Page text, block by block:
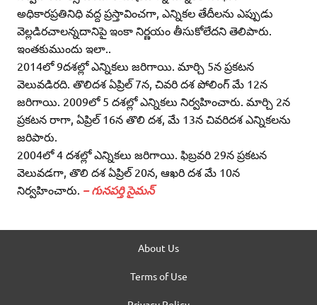
అధికారప్రతినిధి వద్ద ప్రస్తావించగా, ఎన్నికల తేదీలను ఎప్పుడు
వెల్లడిరచాలన్నదానిపై ఇంకా నిర్ణయం తీసుకోలేదని తెలిపారు.
ఇంతకుముందు ఇలా..
2014లో 9దశల్లో ఎన్నికలు జరిగాయి. మార్చి 5న ప్రకటన
వెలువడిరది. తొలిదశ ఏప్రిల్‌ 7న, చివరి దశ పోలింగ్‌ మే 12న
జరిగాయి. 2009లో 5 దశల్లో ఎన్నికలు నిర్వహించారు. మార్చి 2న
ప్రకటన రాగా, ఏప్రిల్‌ 16న తొలి దశ, మే 13న చివరిదశ ఎన్నికలను
జరిపారు.
2004లో 4 దశల్లో ఎన్నికలు జరిగాయి. ఫిబ్రవరి 29న ప్రకటన
వెలువడగా, తొలి దశ ఏప్రిల్‌ 20న, ఆఖరి దశ మే 10న
నిర్వహించారు. – గునపర్తి సైమన్‌
About Us
Terms of Use